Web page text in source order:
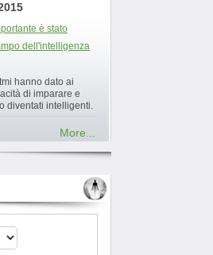
è stato
dell'intelligenza
hanno dato ai
di imparare e
diventati intelligenti.
More...